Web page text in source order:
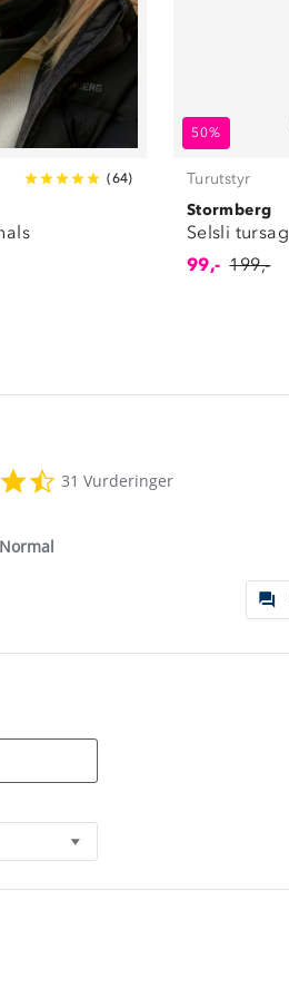
(64)
50%
Turutstyr
Stormberg
Selsli tursag
99,- 199,-
star
31 Vurderinger
Normal